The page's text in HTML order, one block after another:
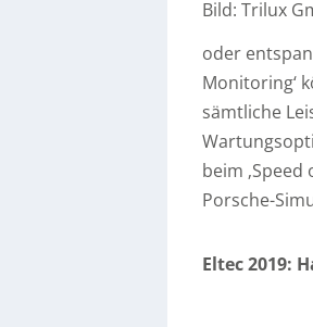
Bild: Trilux
oder
Monitoring‘
sämtliche
beim
Porsche-
Eltec 2019: